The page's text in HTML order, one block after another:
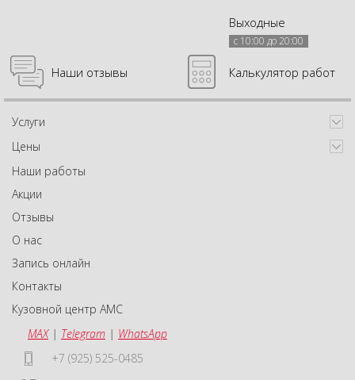
Выходные
с 10:00 до 20:00
Наши отзывы Калькулятор работ
Услуги
Цены
Наши работы
Акции
Отзывы
О нас
Запись онлайн
Контакты
Кузовной центр АМС
MAX| Telegram | WhatsApp
+7 (925) 525-0485